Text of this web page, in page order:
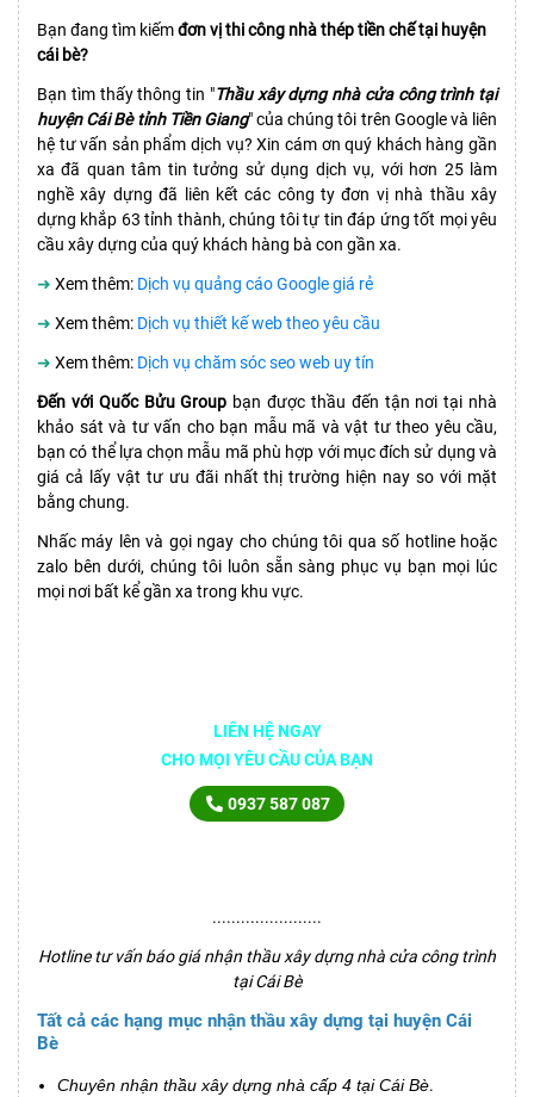
Bạn đang tìm kiếmđơn vị thi công nhà thép tiền chế tại huyện
cái bè?
Bạn tìm thấy thông tin "Thầu xây dựng nhà cửa công trình tại
huyện Cái Bè tỉnh Tiền Giang" của chúng tôi trên Google và liên
hệ tư vấn sản phẩm dịch vụ? Xin cám ơn quý khách hàng gần
xa đã quan tâm tin tưởng sử dụng dịch vụ, với hơn 25 làm
nghề xây dựng đã liên kết các công ty đơn vị nhà thầu xây
dựng khắp 63 tỉnh thành, chúng tôi tự tin đáp ứng tốt mọi yêu
cầu xây dựng của quý khách hàng bà con gần xa.
➜ Xem thêm: Dịch vụ quảng cáo Google giá rẻ
➜ Xem thêm: Dịch vụ thiết kế web theo yêu cầu
➜ Xem thêm: Dịch vụ chăm sóc seo web uy tín
Đến với Quốc Bửu Group bạn được thầu đến tận nơi tại nhà
khảo sát và tư vấn cho bạn mẫu mã và vật tư theo yêu cầu,
bạn có thể lựa chọn mẫu mã phù hợp với mục đích sử dụng và
giá cả lấy vật tư ưu đãi nhất thị trường hiện nay so với mặt
bằng chung.
Nhấc máy lên và gọi ngay cho chúng tôi qua số hotline hoặc
zalo bên dưới, chúng tôi luôn sẵn sàng phục vụ bạn mọi lúc
mọi nơi bất kể gần xa trong khu vực.
LIÊN HỆ NGAY
CHO MỌI YÊU CẦU CỦA BẠN
0937 587 087
.......................
Hotline tư vấn báo giá nhận thầu xây dựng nhà cửa công trình
tại Cái Bè
Tất cả các hạng mục nhận thầu xây dựng tại huyện Cái
Bè
Chuyên nhận thầu xây dựng nhà cấp 4 tại Cái Bè.